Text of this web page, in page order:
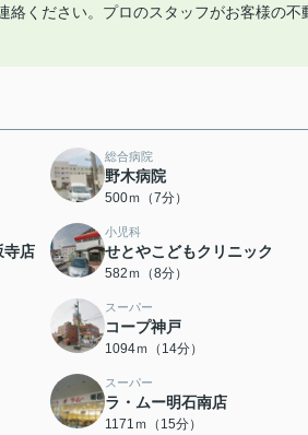
絡ください。プロのスタッフがお客様の不
総合病院
野木病院
500ｍ（7分）
寺店
小児科
せとやこどもクリニック
582ｍ（8分）
スーパー
コープ神戸
1094ｍ（14分）
スーパー
ラ・ムー明石南店
1171ｍ（15分）